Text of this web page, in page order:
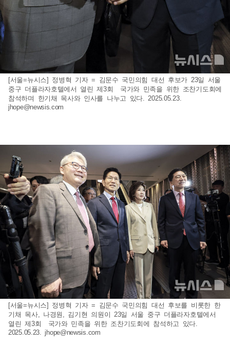
[서울=뉴시스] 정병혁 기자 = 김문수 국민의힘 대선 후보가 23일 서울
중구 더플라자호텔에서 열린 제3회 국가와 민족을 위한 조찬기도회에
참석하며 한기채 목사와 인사를 나누고 있다. 2025.05.23.
jhope@newsis.com
[서울=뉴시스] 정병혁 기자 = 김문수 국민의힘 대선 후보를 비롯한 한
기채 목사, 나경원, 김기현 의원이 23일 서울 중구 더플라자호텔에서
열린 제3회 국가와 민족을 위한 조찬기도회에 참석하고 있다.
2025.05.23. jhope@newsis.com